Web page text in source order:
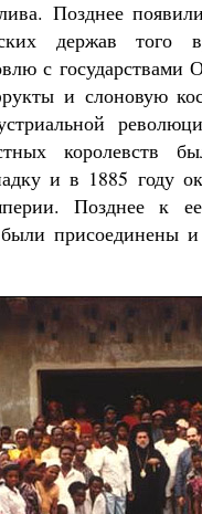
Позднее
держав того
с
и слоновую
королевств
и в 1885 году
Позднее к
присоединены и